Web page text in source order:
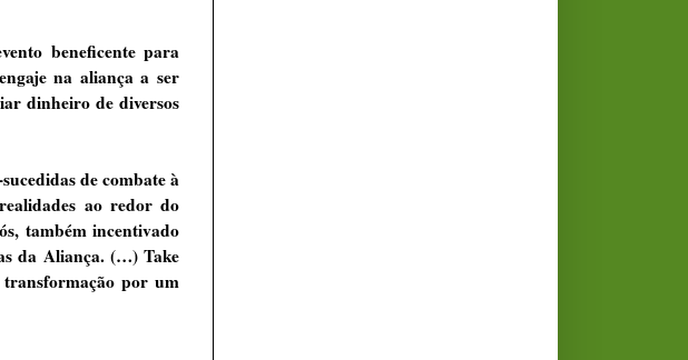
beneficente para
na aliança a ser
dinheiro de diversos
de combate à
ao redor do
também incentivado
da Aliança. (…) Take
por um